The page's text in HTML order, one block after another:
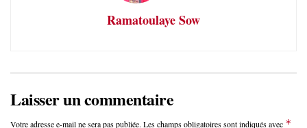
Ramatoulaye Sow
Laisser un commentaire
Votre adresse e-mail ne sera pas publiée. Les champs obligatoires sont indiqués avec *